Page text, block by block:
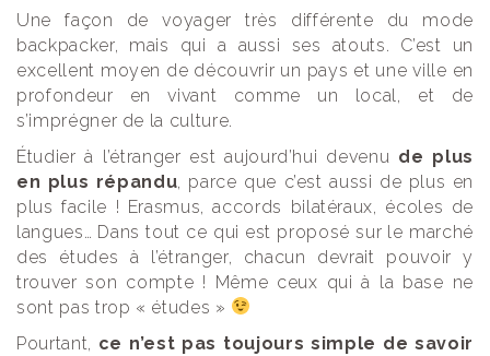
Une façon de voyager très différente du mode
backpacker, mais qui a aussi ses atouts. C’est un
excellent moyen de découvrir un pays et une ville en
profondeur en vivant comme un local, et de
s’imprégner de la culture.
Étudier à l’étranger est aujourd’hui devenu de plus
en plus répandu , parce que c’est aussi de plus en
plus facile ! Erasmus, accords bilatéraux, écoles de
langues… Dans tout ce qui est proposé sur le marché
des études à l’étranger, chacun devrait pouvoir y
trouver son compte ! Même ceux qui à la base ne
sont pas trop « études »
Pourtant, ce n’est pas toujours simple de savoir